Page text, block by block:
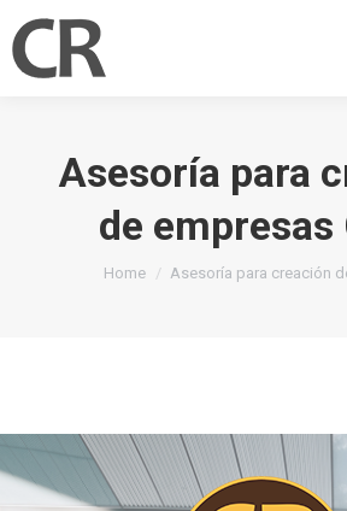
Asesoría para
de empresas
You are here:
Home Asesoría para creación